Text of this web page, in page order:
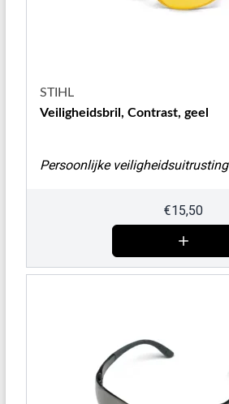
STIHL
Veiligheidsbril, Contrast, geel
Persoonlijke veiligheidsuitrusting
€15,50